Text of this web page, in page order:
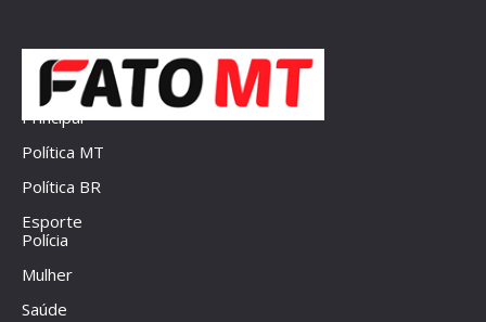
Principal
Política MT
Política BR
Esporte
Polícia
Mulher
Saúde